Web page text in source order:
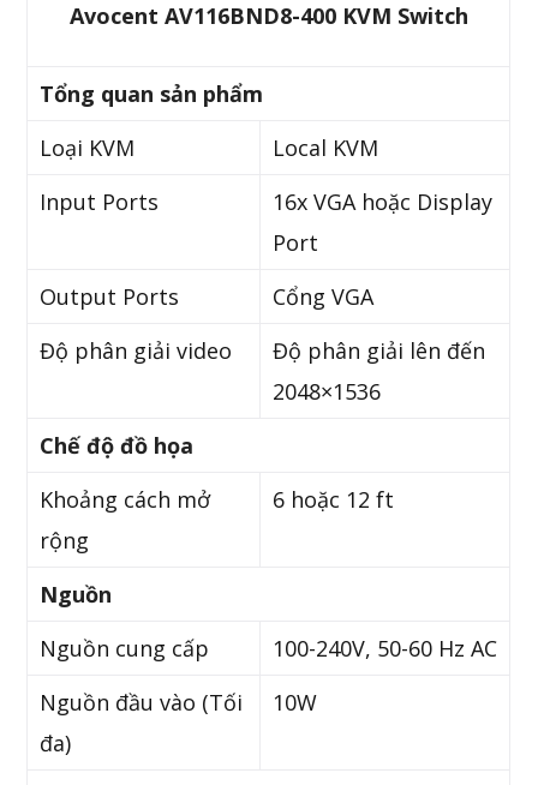
Avocent AV116BND8-400 KVM Switch
Tổng quan sản phẩm
Loại KVM
Local KVM
Input Ports
16x VGA hoặc Display
Port
Output Ports
Cổng VGA
Độ phân giải video
Độ phân giải lên đến
2048×1536
Chế độ đồ họa
Khoảng cách mở
rộng
6 hoặc 12 ft
Nguồn
Nguồn cung cấp
100-240V, 50-60 Hz AC
Nguồn đầu vào (Tối
đa)
10W